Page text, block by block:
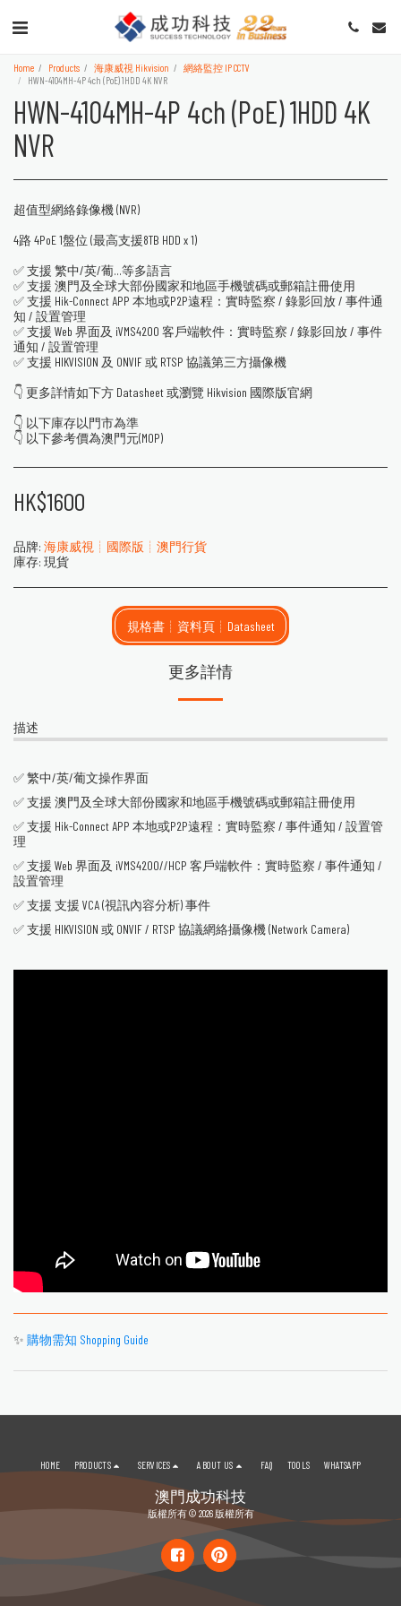
Home Products 海康威視 Hikvision
網絡監控 IP CCTV
HWN-4104MH-4P 4ch (PoE) 1HDD 4K NVR
HWN-4104MH-4P 4ch (PoE) 1HDD 4K
NVR
超值型網絡錄像機 (NVR)
4路 4PoE 1盤位 (最高支援8TB HDD x 1)
✅ 支援 繁中/英/葡...等多語言
✅ 支援 澳門及全球大部份國家和地區手機號碼或郵箱註冊使用
✅ 支援 Hik-Connect APP 本地或P2P遠程：實時監察 / 錄影回放 / 事件通
知 / 設置管理
✅ 支援 Web 界面及 iVMS4200 客戶端軟件：實時監察 / 錄影回放 / 事件
通知 / 設置管理
✅ 支援 HIKVISION 及 ONVIF 或 RTSP 協議第三方攝像機
👇 更多詳情如下方 Datasheet 或瀏覽 Hikvision 國際版官網
👇 以下庫存以門市為準
👇 以下參考價為澳門元(MOP)
HK$1600
品牌: 海康威視┊國際版┊澳門行貨
庫存: 現貨
規格書┊資料頁┊Datasheet
更多詳情
描述
✅ 繁中/英/葡文操作界面
✅ 支援 澳門及全球大部份國家和地區手機號碼或郵箱註冊使用
✅ 支援 Hik-Connect APP 本地或P2P遠程：實時監察 / 事件通知 / 設置管
理
✅ 支援 Web 界面及 iVMS4200//HCP 客戶端軟件：實時監察 / 事件通知 /
設置管理
✅ 支援 支援 VCA (視訊內容分析) 事件
✅ 支援 HIKVISION 或 ONVIF / RTSP 協議網絡攝像機 (Network Camera)
✨ 購物需知 Shopping Guide
澳門成功科技
版權所有 © 2026 版權所有
HOME PRODUCTS SERVICES ABOUT US FAQ TOOLS WHATSAPP